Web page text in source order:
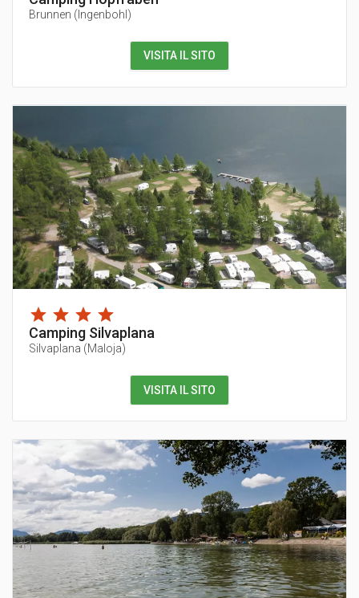
Brunnen (Ingenbohl)
VISITA IL SITO
Camping Silvaplana
Silvaplana (Maloja)
VISITA IL SITO